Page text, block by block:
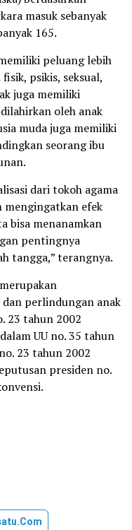
masuk sebanyak
165.
peluang lebih
psikis, seksual,
juga memiliki
oleh anak
muda juga memiliki
seorang ibu
dari tokoh agama
mengingatkan efek
bisa menanamkan
pentingnya
tangga,” terangnya.
perlindungan anak
23 tahun 2002
UU no. 35 tahun
23 tahun 2002
presiden no.